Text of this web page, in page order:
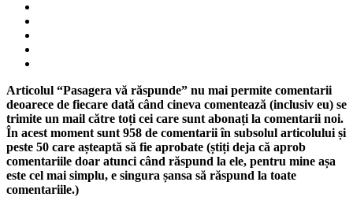
Articolul “Pasagera vă răspunde” nu mai permite comentarii
deoarece de fiecare dată când cineva comentează (inclusiv eu) se
trimite un mail către toți cei care sunt abonați la comentarii noi.
În acest moment sunt 958 de comentarii în subsolul articolului și
peste 50 care așteaptă să fie aprobate (știți deja că aprob
comentariile doar atunci când răspund la ele, pentru mine așa
este cel mai simplu, e singura șansa să răspund la toate
comentariile.)